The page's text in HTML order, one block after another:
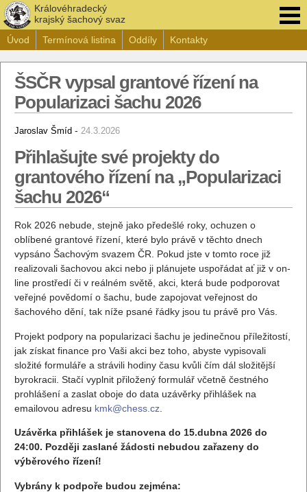
Královéhradecký
krajský šachový svaz
Úvod
Termínová listina Oddíly Kontakty
ŠSČR vypsal grantové řízení na
Popularizaci šachu 2026
Jaroslav Šmíd - 24.3.2026
Přihlašujte své projekty do
grantového řízení na „Popularizaci
šachu 2026“
Rok 2026 nebude, stejně jako předešlé roky, ochuzen o
oblíbené grantové řízení, které bylo právě v těchto dnech
vypsáno Šachovým svazem ČR. Pokud jste v tomto roce již
realizovali šachovou akci nebo ji plánujete uspořádat ať již v on-
line prostředí či v reálném světě, akci, která bude podporovat
veřejné povědomí o šachu, bude zapojovat veřejnost do
šachového dění, tak níže psané řádky jsou tu právě pro Vás.
Projekt podpory na popularizaci šachu je jedinečnou příležitostí,
jak získat finance pro Vaši akci bez toho, abyste vypisovali
složité formuláře a strávili hodiny času kvůli čím dál složitější
byrokracii. Stačí vyplnit přiložený formulář včetně čestného
prohlášení a zaslat oboje do data uzávěrky přihlášek na
emailovou adresu kmk@chess.cz
Uzávěrka přihlášek je stanovena do 15.dubna 2026 do
24:00. Později zaslané žádosti nebudou zařazeny do
výběrového řízení!
Vybrány k podpoře budou zejména: